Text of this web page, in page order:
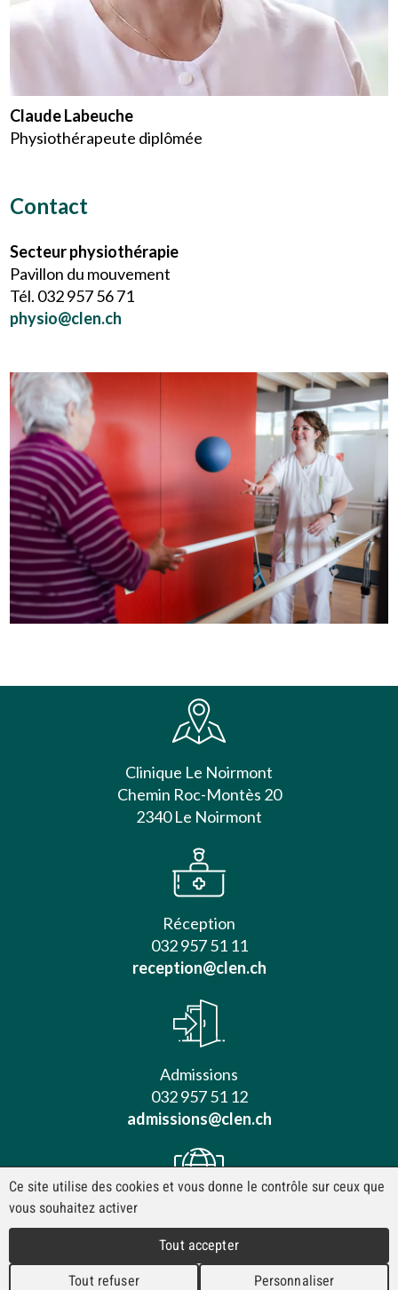
Claude Labeuche
Physiothérapeute diplômée
Contact
Secteur physiothérapie
Pavillon du mouvement
Tél. 032 957 56 71
physio@clen.ch
Clinique Le Noirmont
Chemin Roc-Montès 20
2340 Le Noirmont
Réception
032 957 51 11
reception@clen.ch
Admissions
032 957 51 12
admissions@clen.ch
Contact
Mentions légales
www.clinique-le-noirmont.ch
Ce site utilise des cookies et vous donne le contrôle sur ceux que
vous souhaitez activer
Tout accepter
Tout refuser Personnaliser